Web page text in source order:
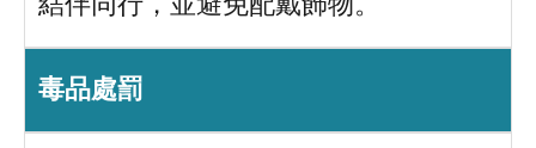
結伴同行，並避免配戴飾物。
毒品處罰